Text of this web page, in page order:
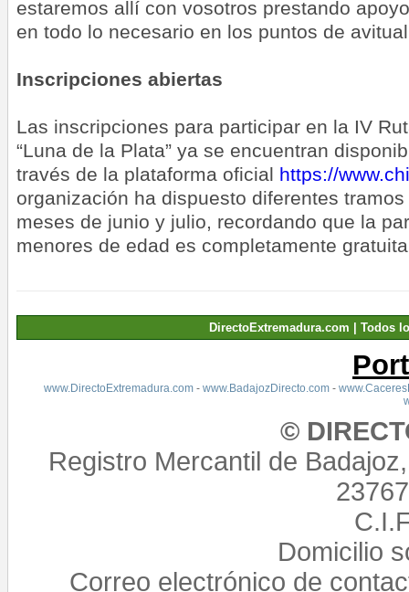
estaremos allí con vosotros prestando
en todo lo necesario en los puntos de
Inscripciones abiertas
Las inscripciones para participar en la IV
“Luna de la Plata” ya se encuentran
través de la plataforma oficial https://
organización ha dispuesto diferentes
meses de junio y julio, recordando que la
menores de edad es completamente
DirectoExtremadura.com | Todos
www.DirectoExtremadura.com- www.BadajozDirecto.com-
©
Registro Mercantil de
Domicilio
Correo electrónico de